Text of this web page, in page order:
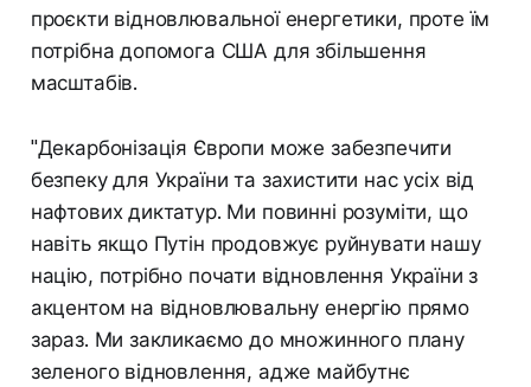
проєкти відновлювальної енергетики, проте їм
потрібна допомога США для збільшення
масштабів.
"Декарбонізація Європи може забезпечити
безпеку для України та захистити нас усіх від
нафтових диктатур. Ми повинні розуміти, що
навіть якщо Путін продовжує руйнувати нашу
націю, потрібно почати відновлення України з
акцентом на відновлювальну енергію прямо
зараз. Ми закликаємо до множинного плану
зеленого відновлення, адже майбутнє